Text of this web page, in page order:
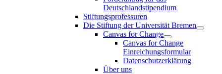
Deutschlandstipendium
Stiftungsprofessuren
Die Stiftung der Universität Bremen
Canvas for Change
Canvas for Change
Einreichungsformular
Datenschutzerklärung
Über uns